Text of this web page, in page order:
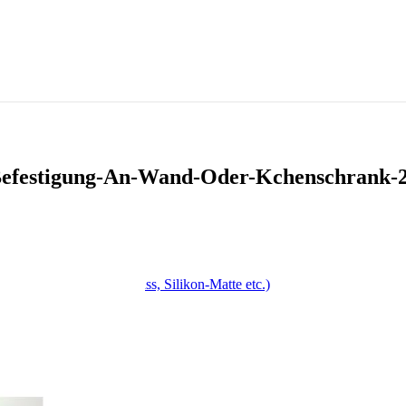
Drehspieß, Antihaft-Fass, Silikon-Matte etc.)
An-Wand-Oder-